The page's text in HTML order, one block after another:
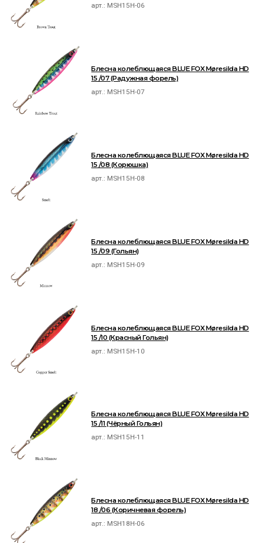
арт.: MSH15H-06
Блесна колеблющаяся BLUE FOX Møresilda HD
15 /07 (Радужная форель)
арт.: MSH15H-07
Блесна колеблющаяся BLUE FOX Møresilda HD
15 /08 (Корюшка)
арт.: MSH15H-08
Блесна колеблющаяся BLUE FOX Møresilda HD
15 /09 (Гольян)
арт.: MSH15H-09
Блесна колеблющаяся BLUE FOX Møresilda HD
15 /10 (Красный Гольян)
арт.: MSH15H-10
Блесна колеблющаяся BLUE FOX Møresilda HD
15 /11 (Чёрный Гольян)
арт.: MSH15H-11
Блесна колеблющаяся BLUE FOX Møresilda HD
18 /06 (Коричневая форель)
арт.: MSH18H-06